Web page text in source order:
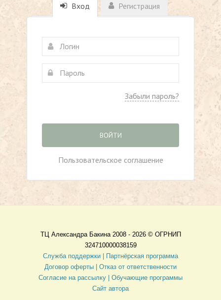
Вход Регистрация
Забыли пароль?
ВОЙТИ
Пользовательское соглашение
ТЦ Александра Бакина 2008 - 2026 © ОГРНИП
324710000038159
Служба поддержки |
Партнёрская программа
Договор оферты
| Отказ от ответственности
Согласие на рассылку | Обучающие программы
Сайт автора